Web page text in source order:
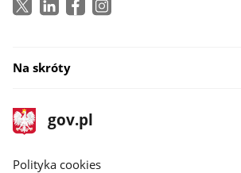
Na skróty
stopka
gov.pl
Strona
gov.pl
gov.pl
Polityka cookies